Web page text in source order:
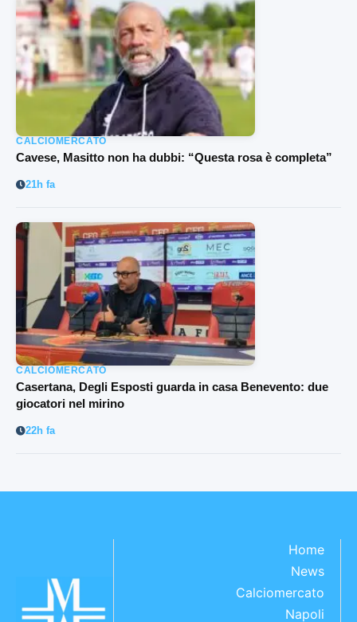
CALCIOMERCATO
Cavese, Masitto non ha dubbi: “Questa rosa è completa”
21h fa
CALCIOMERCATO
Casertana, Degli Esposti guarda in casa Benevento: due
giocatori nel mirino
22h fa
Home
News
Calciomercato
Napoli